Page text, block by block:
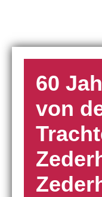
60
von